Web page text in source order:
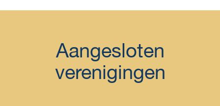
Aangesloten
verenigingen